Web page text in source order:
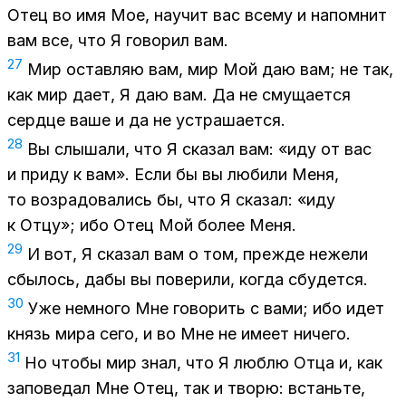
Отец во имя Мое, на­учит вас все­му и на­пом­нит
вам все, что Я го­во­рил вам.
27 Мир остав­ляю вам, мир Мой даю вам; не так,
как мир дает, Я даю вам. Да не сму­ща­ет­ся
серд­це ваше и да не устра­ша­ет­ся.
28 Вы слы­ша­ли, что Я ска­зал вам: «иду от вас
и при­ду к вам». Если бы вы лю­би­ли Меня,
то воз­ра­до­ва­лись бы, что Я ска­зал: «иду
к От­цу»; ибо Отец Мой бо­лее Меня.
29 И вот, Я ска­зал вам о том, преж­де неже­ли
сбы­лось, дабы вы по­ве­ри­ли, ко­гда сбу­дет­ся.
30 Уже немно­го Мне го­во­рить с вами; ибо идет
князь мира сего, и во Мне не име­ет ни­че­го.
31 Но что­бы мир знал, что Я люб­лю Отца и, как
за­по­ве­дал Мне Отец, так и тво­рю: встань­те,